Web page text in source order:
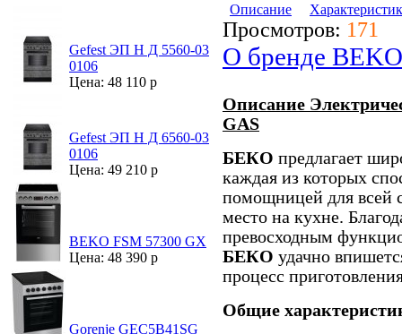
Gefest ЭП Н Д 5560-03
0106
Цена: 48 110 р
Gefest ЭП Н Д 6560-03
0106
Цена: 49 210 р
BEKO FSM 57300 GX
Цена: 48 390 р
Gorenje GEC5B41SG
Описание
Просмотров: 171
О бренде BEKO
Описание
GAS
БЕКО предлагает
каждая из которых
помощницей для всей
место на кухне.
превосходным
БЕКО удачно
процесс
Общие